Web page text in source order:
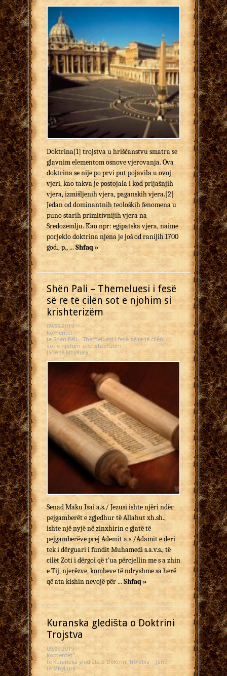
Doktrina[1] trojstva u hrišćanstvu smatra se
glavnim elementom osnove vjerovanja. Ova
doktrina se nije po prvi put pojavila u ovoj
vjeri, kao takva je postojala i kod prijašnjih
vjera, izmišljenih vjera, paganskih vjera.[2]
Jedan od dominantnih teoloških fenomena u
puno starih primitivnijih vjera na
Sredozemlju. Kao npr: egipatska vjera, naime
porjeklo doktrina njena je još od ranijih 1700
god., p., ... Shfaq »
Shën Pali – Themeluesi i fesë
së re të cilën sot e njohim si
krishterizëm
09.09.2019
Komentet
te Shën Pali – Themeluesi i fesë së re të cilën
sot e njohim si krishterizëm
Janë të Mbyllura
Senad Maku Isai a.s./ Jezusi ishte njëri ndër
pejgamberët e zgjedhur të Allahut xh.sh.,
ishte një nyjë në zinxhirin e gjatë të
pejgamberëve prej Ademit a.s./Adamit e deri
tek i dërguari i fundit Muhamedi s.a.v.s., të
cilët Zoti i dërgoi që t’ua përcjellin me s a zhin
e Tij, njerëzve, kombeve të ndryshme sa herë
që ata kishin nevojë për ... Shfaq »
Kuranska gledišta o Doktrini
Trojstva
09.09.2019
Komentet
te Kuranska gledišta o Doktrini Trojstva
Janë
të Mbyllura